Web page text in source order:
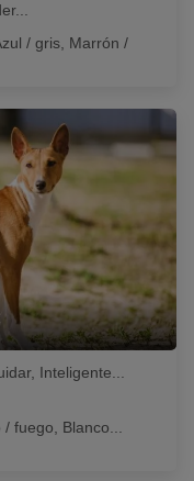
/ gris, Marrón /
Inteligente...
fuego, Blanco...